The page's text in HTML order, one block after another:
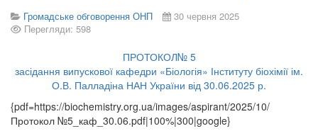
Громадське обговорення ОНП
30 червня 2025
Перегляди: 598
ПРОТОКОЛ№ 5
засідання випускової кафедри «Біологія» Інституту біохімії ім.
О.В. Палладіна НАН України від 30.06.2025 р.
{pdf=https://biochemistry.org.ua/images/aspirant/2025/10/
Протокол №5_каф_30.06.pdf|100%|300|google}